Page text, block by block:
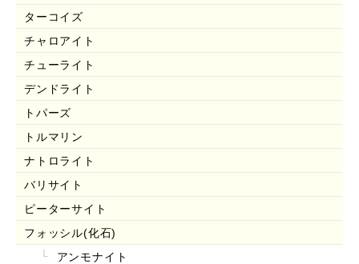
ターコイズ
チャロアイト
チューライト
デンドライト
トパーズ
トルマリン
ナトロライト
バリサイト
ピーターサイト
フォッシル(化石)
アンモナイト